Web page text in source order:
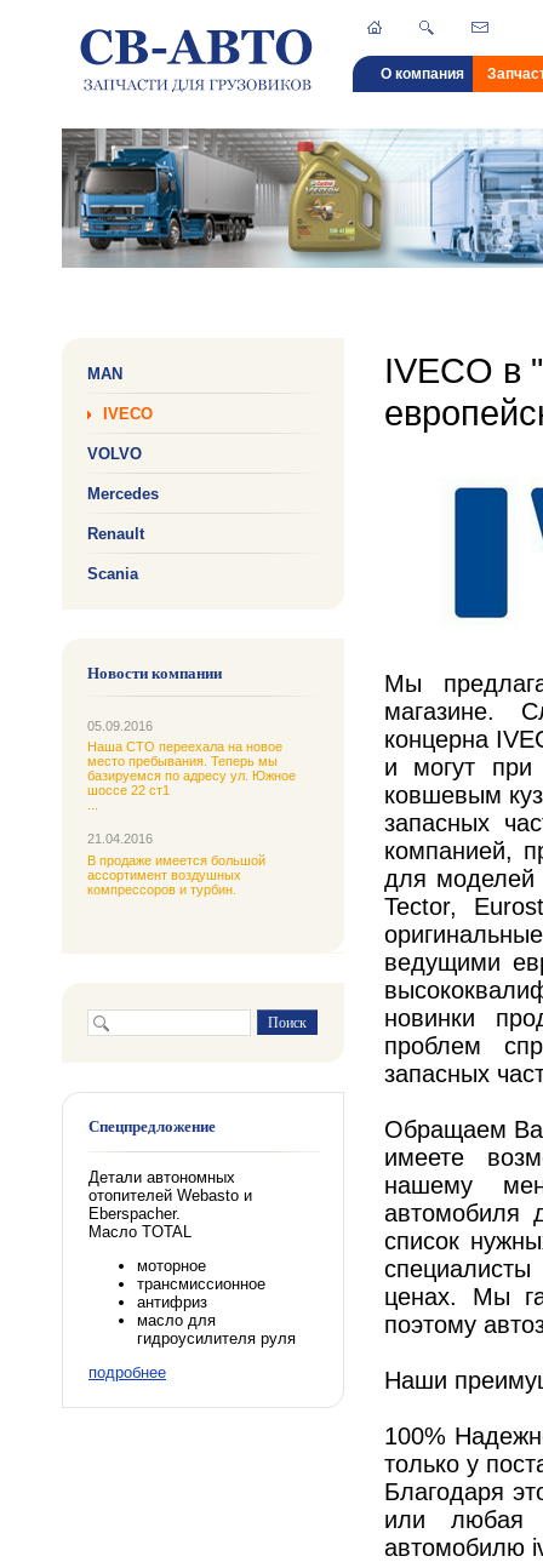
О компания
MAN
IVECO
VOLVO
Mercedes
Renault
Scania
Новости компании
05.09.2016
Наша СТО переехала на новое
место пребывания. Теперь мы
базируемся по адресу ул. Южное
шоссе 22 ст1
21.04.2016
В продаже имеется большой
ассортимент воздушных
компрессоров и турбин.
Спецпредложение
Детали автономных
отопителей Webasto и
Eberspacher.
Масло TOTAL
моторное
трансмиссионное
антифриз
масло для
гидроусилителя руля
подробнее
IVECO в
Мы
магазине.
концерна
и могут при
ковшевым
запасных
компанией,
для моделей
Tector,
ведущими
новинки
проблем
запасных
Обращаем
имеете
нашему
автомобиля
список
ценах. Мы
поэтому
Наши
100%
только у
Благодаря
или любая
автомобилю